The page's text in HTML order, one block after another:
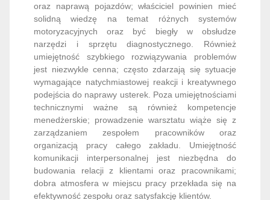
oraz naprawą pojazdów; właściciel powinien mieć
solidną wiedzę na temat różnych systemów
motoryzacyjnych oraz być biegły w obsłudze
narzędzi i sprzętu diagnostycznego. Również
umiejętność szybkiego rozwiązywania problemów
jest niezwykle cenna; często zdarzają się sytuacje
wymagające natychmiastowej reakcji i kreatywnego
podejścia do naprawy usterek. Poza umiejętnościami
technicznymi ważne są również kompetencje
menedżerskie; prowadzenie warsztatu wiąże się z
zarządzaniem zespołem pracowników oraz
organizacją pracy całego zakładu. Umiejętność
komunikacji interpersonalnej jest niezbędna do
budowania relacji z klientami oraz pracownikami;
dobra atmosfera w miejscu pracy przekłada się na
efektywność zespołu oraz satysfakcję klientów.